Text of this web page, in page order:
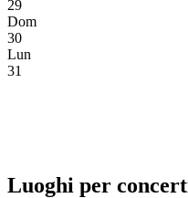
29
Dom
30
Lun
31
Luoghi per